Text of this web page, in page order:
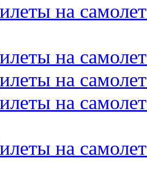
на
на
на
на
на